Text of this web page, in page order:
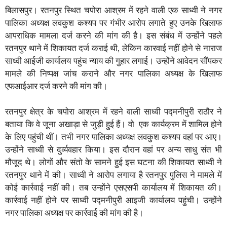
बिलासपुर। रतनपुर स्थित चपोरा आश्रम में रहने वाली एक साध्वी ने नगर
पालिका अध्यक्ष लवकुश कश्यप पर गंभीर आरोप लगाते हुए उनके खिलाफ
आपराधिक मामला दर्ज करने की मांग की है। इस संबंध में उन्होंने पहले
रतनपुर थाने में शिकायत दर्ज कराई थी, लेकिन कारवाई नहीं होने से नाराज
साध्वी आईजी कार्यालय पहुंच न्याय की गुहार लगाई। उन्होंने आवेदन सौंपकर
मामले की निष्पक्ष जांच कराने और नगर पालिका अध्यक्ष के खिलाफ
एफआईआर दर्ज करने की मांग की।
रतनपुर क्षेत्र के चपोरा आश्रम में रहने वाली साध्वी पद्मनीपुरी राठौर ने
बताया कि वे जूना अखाड़ा से जुड़ी हुई हैं। वो एक कार्यक्रम में शामिल होने
के लिए पहुंची थीं। तभी नगर पालिका अध्यक्ष लवकुश कश्यप वहां पर आए।
उन्होंने साध्वी से दुर्व्यवहार किया। इस दौरान वहां पर अन्य साधु संत भी
मौजूद थे। लोगों और संतो के सामने हुई इस घटना की शिकायत साध्वी ने
रतनपुर थाने में की। साध्वी ने आरोप लगाया है रतनपुर पुलिस ने मामले में
कोई कार्रवाई नहीं की। तब उन्होंने एसएसपी कार्यालय में शिकायत की।
कार्रवाई नहीं होने पर साध्वी पद्मनीपुरी आइजी कार्यालय पहुंची। उन्होंने
नगर पालिका अध्यक्ष पर कार्रवाई की मांग की है।